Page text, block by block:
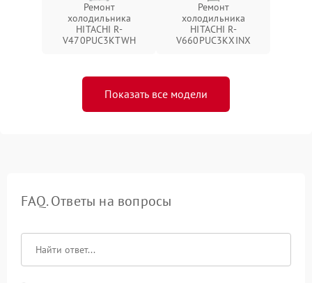
Ремонт
холодильника
HITACHI R-
V470PUC3KTWH
Ремонт
холодильника
HITACHI R-
V660PUC3KXINX
Показать все модели
FAQ. Ответы на вопросы